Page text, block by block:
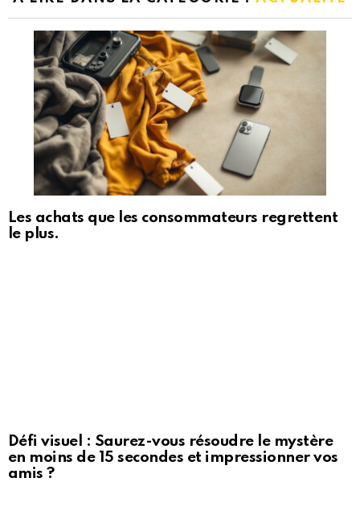
Les achats que les consommateurs regrettent
le plus.
Défi visuel : Saurez-vous résoudre le mystère
en moins de 15 secondes et impressionner vos
amis ?